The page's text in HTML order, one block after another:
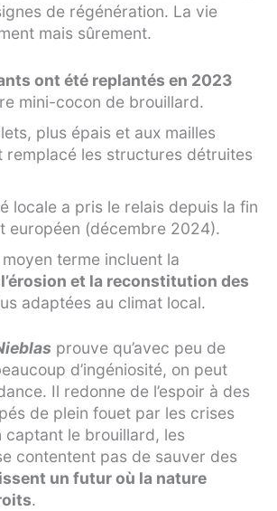
de régénération. La vie
mais sûrement.
ont été replantés en 2023
mini-cocon de brouillard.
plus épais et aux mailles
remplacé les structures détruites
locale a pris le relais depuis la fin
européen (décembre 2024).
terme incluent la
et la reconstitution des
adaptées au climat local.
prouve qu’avec peu de
d’ingéniosité, on peut
Il redonne de l’espoir à des
de plein fouet par les crises
captant le brouillard, les
contentent pas de sauver des
un futur où la nature
.